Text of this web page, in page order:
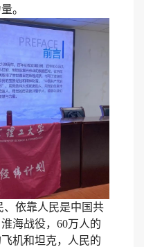
。
、依靠人民是中国共
海战役， 60万人的
机和坦克，人民的